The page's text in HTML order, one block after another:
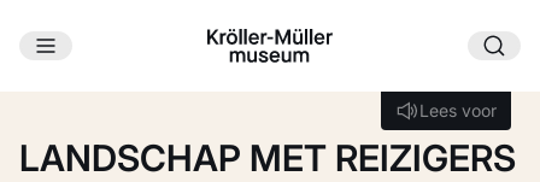
Ga naar hoofdinhoud
Lees voor
Lees voor
LANDSCHAP MET REIZIGERS